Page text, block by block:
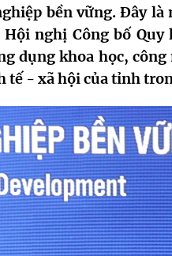
bền vững. Đây
nghị Công bố
dụng khoa học,
tế - xã hội của tỉnh